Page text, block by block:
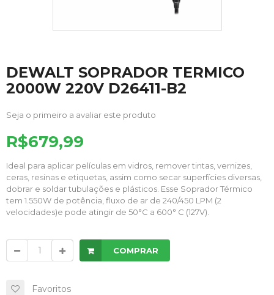
DEWALT SOPRADOR TERMICO
2000W 220V D26411-B2
Seja o primeiro a avaliar este produto
R$679,99
Ideal para aplicar películas em vidros, remover tintas, vernizes,
ceras, resinas e etiquetas, assim como secar superfícies diversas,
dobrar e soldar tubulações e plásticos. Esse Soprador Térmico
tem 1.550W de potência, fluxo de ar de 240/450 LPM (2
velocidades)e pode atingir de 50°C a 600° C (127V).
COMPRAR
Favoritos